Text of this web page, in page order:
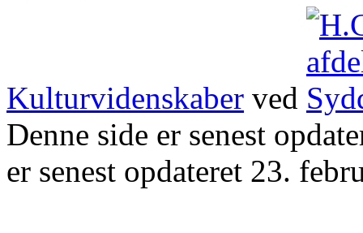
Kulturvidenskaber ved
Denne side er senest
er senest opdateret 23.